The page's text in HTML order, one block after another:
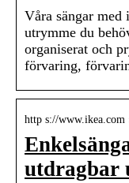
Våra sängar
utrymme du
organiserat och
förvaring,
http s://www.ikea.com
utdragbar